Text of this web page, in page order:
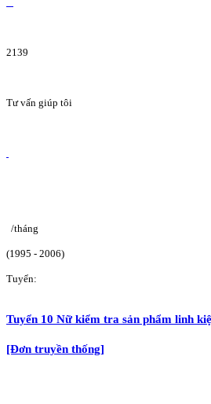
2139
Tư vấn giúp tôi
/tháng
(1995 - 2006)
Tuyển:
Tuyển 10 Nữ kiểm tra sản phẩm linh
[Đơn truyền thống]